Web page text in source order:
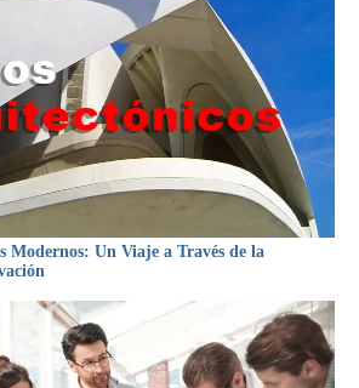
Modernos: Un Viaje a Través de la